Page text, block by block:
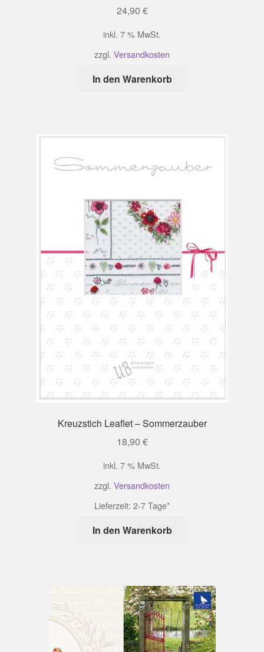
24,90 €
inkl. 7 % MwSt.
zzgl. Versandkosten
In den Warenkorb
Kreuzstich Leaflet – Sommerzauber
18,90 €
inkl. 7 % MwSt.
zzgl. Versandkosten
Lieferzeit: 2-7 Tage*
In den Warenkorb